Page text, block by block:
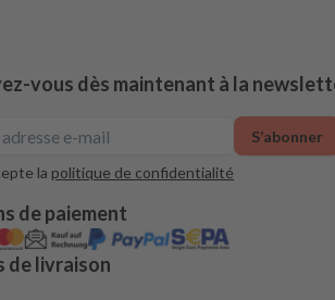
vous dès maintenant à la
la politique de confidentialité
S’abonner
de paiement
de livraison